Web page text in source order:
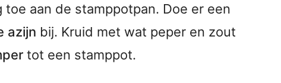
aan de stamppotpan. Doe er een
azijn bij. Kruid met wat peper en zout
tot een stamppot.